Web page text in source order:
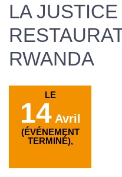
LA JUSTICE
RWANDA
LE
14 Avril
(ÉVÉNEMENT
TERMINÉ),